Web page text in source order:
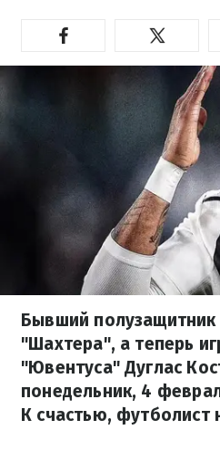
Бывший полузащитник
"Шахтера", а теперь
"Ювентуса" Дуглас
понедельник, 4
К счастью, футболист